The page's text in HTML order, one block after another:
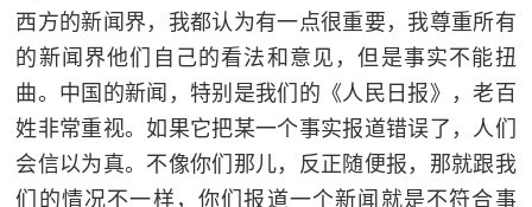
西方的新闻界，我都认为有一点很重要，我尊重所有
的新闻界他们自己的看法和意见，但是事实不能扭
曲。中国的新闻，特别是我们的《人民日报》，老百
姓非常重视。如果它把某一个事实报道错误了，人们
会信以为真。不像你们那儿，反正随便报，那就跟我
们的情况不一样，你们报道一个新闻就是不符合事